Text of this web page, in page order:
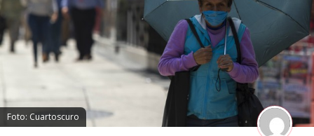
Foto: Cuartoscuro